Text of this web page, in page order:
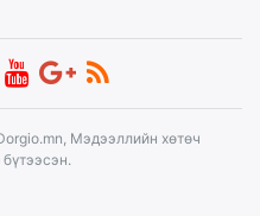
Мэдээллийн хөтөч
бүтээсэн.